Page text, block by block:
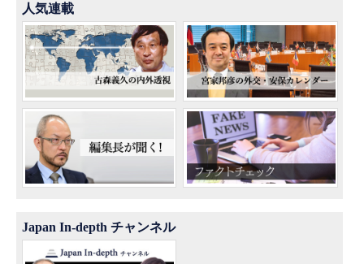
人気連載
Japan In-depth チャンネル